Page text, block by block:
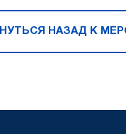
НАЗАД К